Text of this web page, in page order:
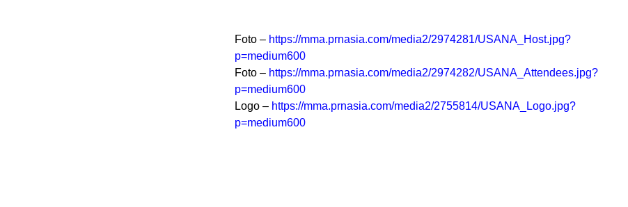
Foto – https://mma.prnasia.com/media2/2974281/USANA_Host.jpg?
p=medium600
Foto – https://mma.prnasia.com/media2/2974282/USANA_Attendees.jpg?
p=medium600
Logo – https://mma.prnasia.com/media2/2755814/USANA_Logo.jpg?
p=medium600